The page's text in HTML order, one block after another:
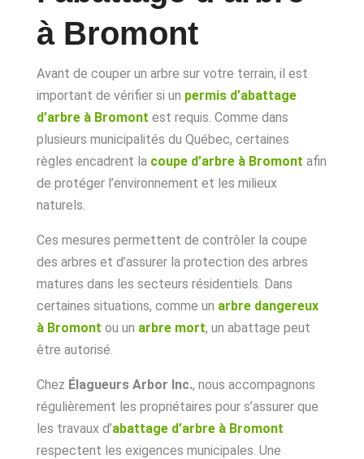
à Bromont
Avant de couper un arbre sur votre terrain, il est
important de vérifier si un permis d’abattage
d’arbre à Bromont est requis. Comme dans
plusieurs municipalités du Québec, certaines
règles encadrent la coupe d’arbre à Bromont afin
de protéger l’environnement et les milieux
naturels.
Ces mesures permettent de contrôler la coupe
des arbres et d’assurer la protection des arbres
matures dans les secteurs résidentiels. Dans
certaines situations, comme un arbre dangereux
à Bromont ou un arbre mort, un abattage peut
être autorisé.
Chez Élagueurs Arbor Inc., nous accompagnons
régulièrement les propriétaires pour s’assurer que
les travaux d’abattage d’arbre à Bromont
respectent les exigences municipales. Une